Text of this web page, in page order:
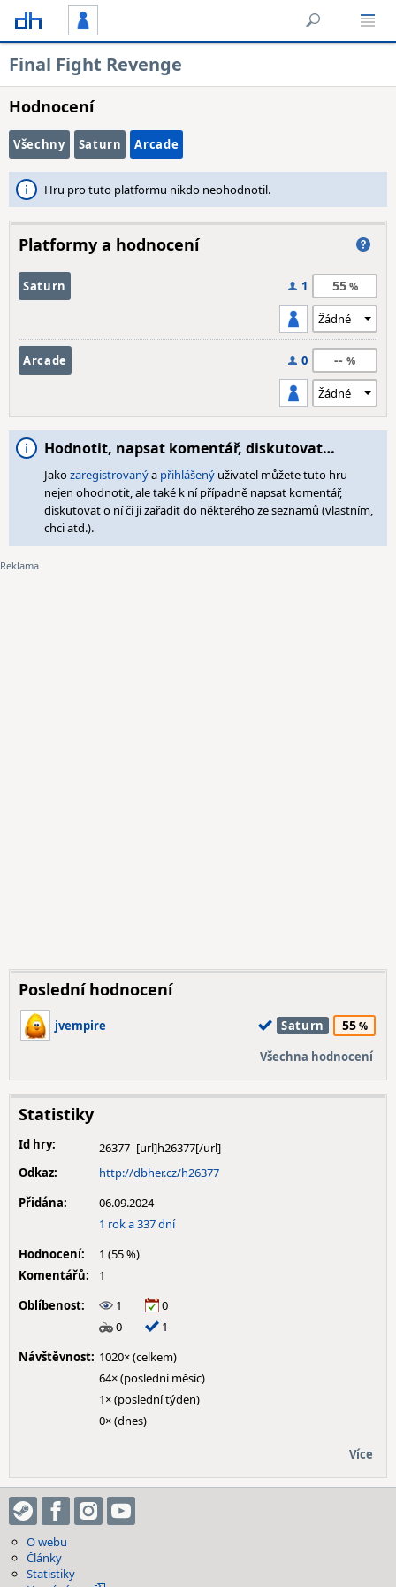
Final Fight Revenge
Hodnocení
Všechny Saturn Arcade
Hru pro tuto platformu nikdo neohodnotil.
Platformy a hodnocení
Saturn 1 55
Arcade 0 --
Hodnotit, napsat komentář, diskutovat…
Jakozaregistrovanýa přihlášený uživatel můžete tuto hru
nejen ohodnotit, ale také k ní případně napsat komentář,
diskutovat o ní či ji zařadit do některého ze seznamů (vlastním,
chci atd.).
Poslední hodnocení
jvempire Saturn 55
Všechna hodnocení
Statistiky
Id hry:
26377
Odkaz:
http://dbher.cz/h26377
Přidána:
06.09.2024
1 rok a 337 dní
Hodnocení:
1 (55 %)
Komentářů:
1
Oblíbenost:
1
0
0
1
Návštěvnost: 1020× (celkem)
64× (poslední měsíc)
1× (poslední týden)
0× (dnes)
Více
O webu
Články
Statistiky